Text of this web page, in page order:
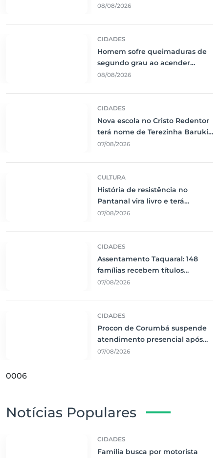
liderança do tráfico de cocaína
08/08/2026
CIDADES
Homem sofre queimaduras de
segundo grau ao acender
churrasqueira com álcool em
08/08/2026
CIDADES
Nova escola no Cristo Redentor
terá nome de Terezinha Baruki
e investimento de R$ 8,3
07/08/2026
CULTURA
História de resistência no
Pantanal vira livro e terá
lançamento em Corumbá
07/08/2026
CIDADES
Assentamento Taquaral: 148
famílias recebem títulos
definitivos em Corumbá
07/08/2026
CIDADES
Procon de Corumbá suspende
atendimento presencial após
interrupção de energia
07/08/2026
0006
Notícias Populares
CIDADES
Família busca por motorista